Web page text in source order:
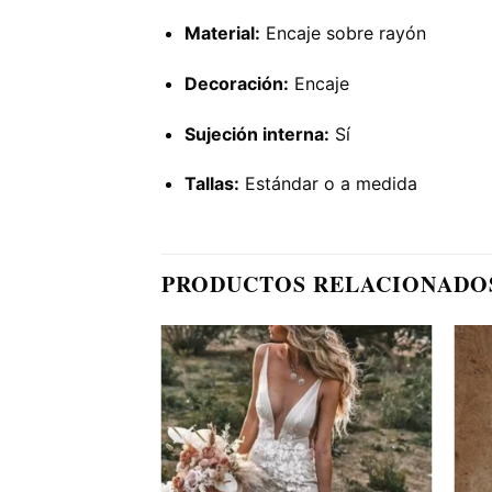
Material: Encaje sobre rayón
Decoración: Encaje
Sujeción interna: Sí
Tallas: Estándar o a medida
PRODUCTOS